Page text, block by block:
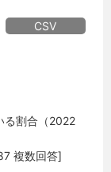
CSV
る割合（2022
複数回答]